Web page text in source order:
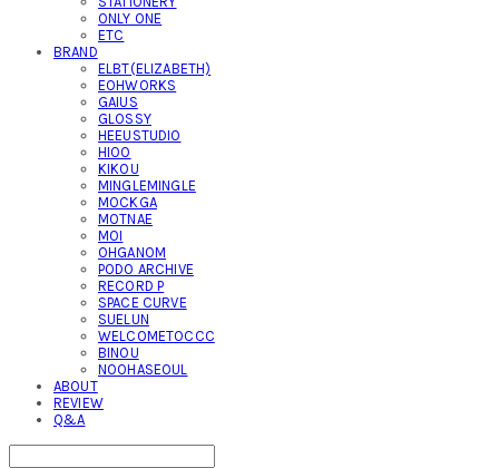
ONLY ONE
ETC
BRAND
ELBT(ELIZABETH)
EOHWORKS
GAIUS
GLOSSY
HEEUSTUDIO
HIOO
KIKOU
MINGLEMINGLE
MOCKGA
MOTNAE
MOI
OHGANOM
PODO ARCHIVE
RECORD P
SPACE CURVE
SUELUN
WELCOMETOCCC
BINOU
NOOHASEOUL
ABOUT
REVIEW
Q&A